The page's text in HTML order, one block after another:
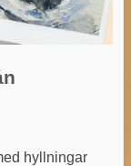
hyllningar